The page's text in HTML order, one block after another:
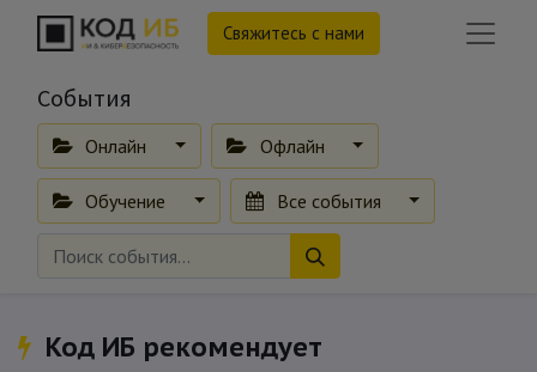
Свяжитесь с нами
События
Онлайн Офлайн
Обучение Все события
Код ИБ рекомендует